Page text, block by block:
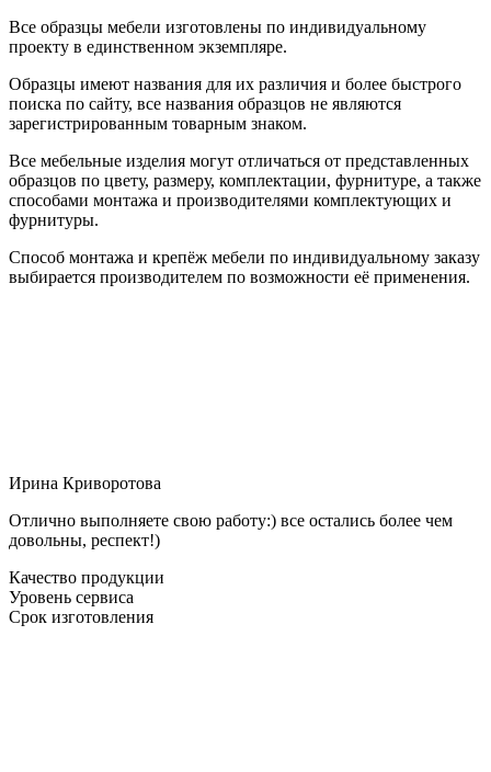
Все образцы мебели изготовлены по индивидуальному
проекту в единственном экземпляре.
Образцы имеют названия для их различия и более быстрого
поиска по сайту, все названия образцов не являются
зарегистрированным товарным знаком.
Все мебельные изделия могут отличаться от представленных
образцов по цвету, размеру, комплектации, фурнитуре, а также
способами монтажа и производителями комплектующих и
фурнитуры.
Способ монтажа и крепёж мебели по индивидуальному заказу
выбирается производителем по возможности её применения.
Ирина Криворотова
Отлично выполняете свою работу:) все остались более чем
довольны, респект!)
Качество продукции
Уровень сервиса
Срок изготовления